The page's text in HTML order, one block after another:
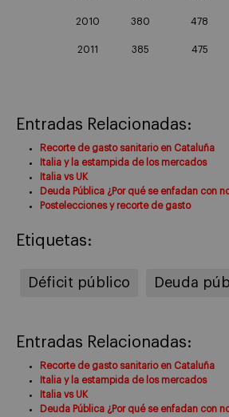
2010 380 478
2011 385 475
Entradas Relacionadas:
Recorte de gasto sanitario en Cataluña
Italia y la estampida de los mercados
Italia vs UK
Deuda Pública ¿Por qué se enfadan con
Postelecciones y recorte de gasto
Etiquetas:
Déficit público Deuda
Entradas Relacionadas:
Recorte de gasto sanitario en Cataluña
Italia y la estampida de los mercados
Italia vs UK
Deuda Pública ¿Por qué se enfadan con